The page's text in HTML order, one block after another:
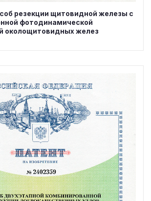
резекции щитовидной железы с
фотодинамической
околощитовидных желез